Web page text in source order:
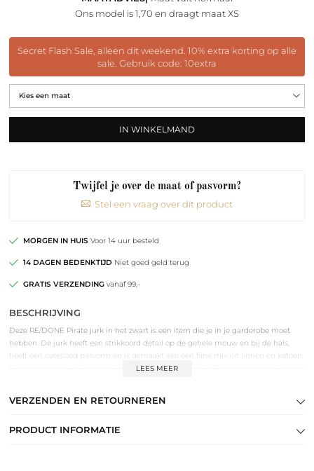
Ons model is 1,70 en draagt maat XS
Secret Flash Sale, alleen dit weekend. 10% extra korting op alle
sale. Gebruik code: 10extra
IN WINKELMAND
Twijfel je over de maat of pasvorm?
Stel een vraag over dit product
MORGEN IN HUIS Voor 14 uur besteld
14 DAGEN BEDENKTIJD Niet goed geld terug
GRATIS VERZENDINGvanaf 99,-
BESCHRIJVING
Deze RE/DONE Pirate jurk in het zwart is een item die je in je garderobe moet
hebben. De jurk heeft een strikkoord detail op de gehele mouw en bij de hals,
heeft een oversized pasvorm en is gemaakt van een fijne mix uit linnen en katoen.
Combineer deze jurk met toffe laarzen en maak de look af met een tas van Jerome
LEES MEER
VERZENDEN EN RETOURNEREN
PRODUCT INFORMATIE